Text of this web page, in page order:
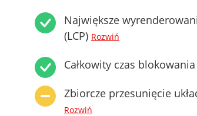
Największe
(LCP) Rozwiń
Całkowity czas blokowania
Zbiorcze przesunięcie
Rozwiń